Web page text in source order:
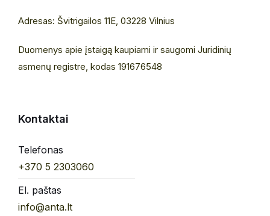
Adresas: Švitrigailos 11E, 03228 Vilnius
Duomenys apie įstaigą kaupiami ir saugomi Juridinių
asmenų registre, kodas 191676548
Kontaktai
Telefonas
+370 5 2303060
El. paštas
info@anta.lt